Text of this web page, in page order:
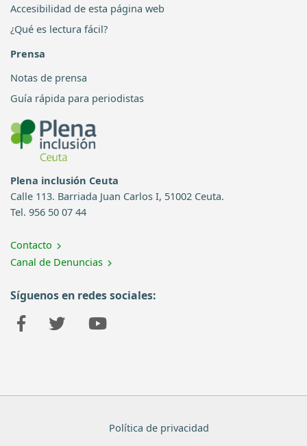
Accesibilidad de esta página web
¿Qué es lectura fácil?
Prensa
Notas de prensa
Guía rápida para periodistas
Plena inclusión Ceuta
Calle 113. Barriada Juan Carlos I, 51002 Ceuta.
Tel. 956 50 07 44
Contacto
Canal de Denuncias
Síguenos en redes sociales:
Política de privacidad